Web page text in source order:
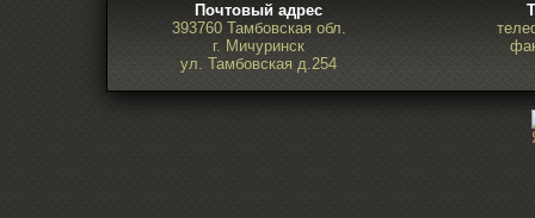
Почтовый адрес
393760 Тамбовская обл.
г. Мичуринск
ул. Тамбовская д.254